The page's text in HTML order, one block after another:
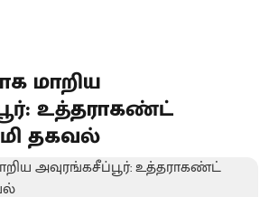
மாறிய
உத்தராகண்ட்
தகவல்